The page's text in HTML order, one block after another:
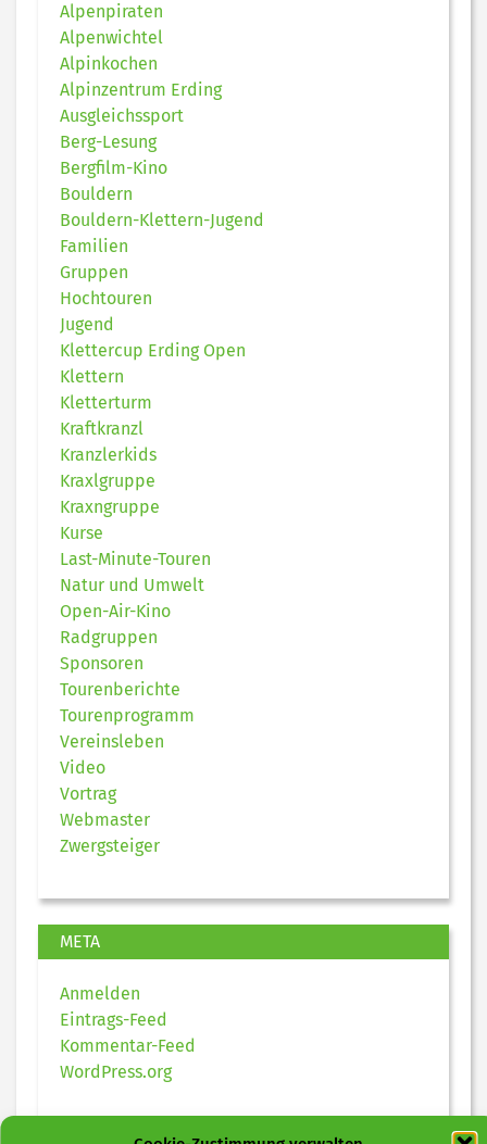
Alpenpiraten
Alpenwichtel
Alpinkochen
Alpinzentrum Erding
Ausgleichssport
Berg-Lesung
Bergfilm-Kino
Bouldern
Bouldern-Klettern-Jugend
Familien
Gruppen
Hochtouren
Jugend
Klettercup Erding Open
Klettern
Kletterturm
Kraftkranzl
Kranzlerkids
Kraxlgruppe
Kraxngruppe
Kurse
Last-Minute-Touren
Natur und Umwelt
Open-Air-Kino
Radgruppen
Sponsoren
Tourenberichte
Tourenprogramm
Vereinsleben
Video
Vortrag
Webmaster
Zwergsteiger
META
Anmelden
Eintrags-Feed
Kommentar-Feed
WordPress.org